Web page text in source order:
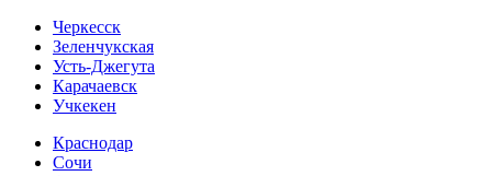
Черкесск
Зеленчукская
Усть-Джегута
Карачаевск
Учкекен
Краснодар
Сочи